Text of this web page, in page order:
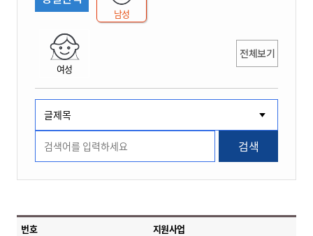
남성
여성
전체보기
검색
번호 지원사업